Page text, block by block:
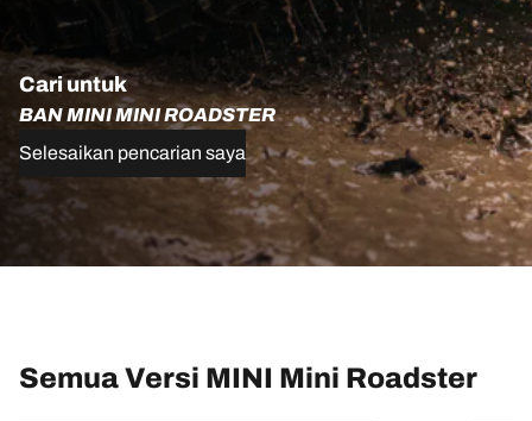
Cari untuk
BAN MINI MINI ROADSTER
Selesaikan pencarian saya
Semua Versi MINI Mini Roadster